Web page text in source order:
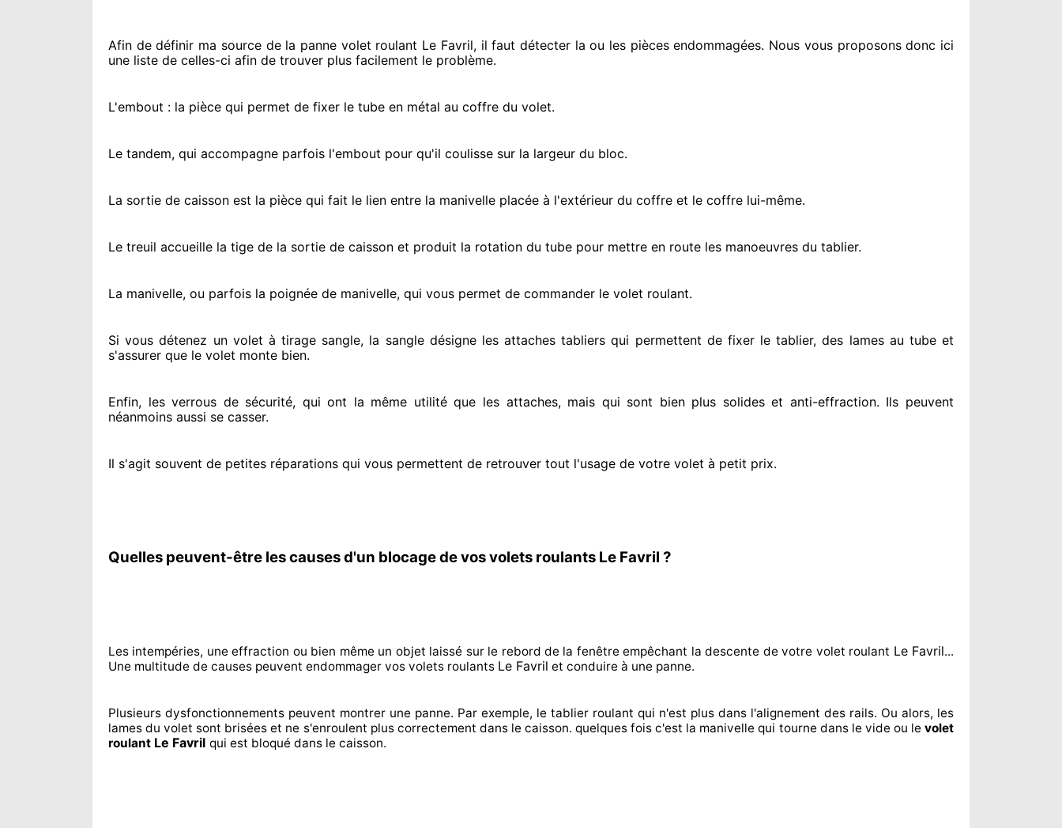
Afin de définir ma sourcede la panne volet roulant Le Favril, il faut détecterla ou les pièces endommagées. Nous vous proposonsdonc ici
une liste de celles-ci afin de trouver plus facilement le problème.
L'embout : la pièce qui permet de fixer le tube en métal au coffre du volet.
Le tandem, qui accompagne parfois l'embout pour qu'il coulisse sur la largeur du bloc.
La sortie de caisson est la pièce qui fait le lien entre la manivelle placée à l'extérieur du coffre et le coffre lui-même.
Le treuil accueille la tige de la sortie de caisson et produit la rotation du tube pour mettre en route les manoeuvres du tablier.
La manivelle, ou parfois la poignée de manivelle, qui vous permet de commander le volet roulant.
Si vous détenez un volet à tirage sangle, la sangle désigneles attaches tabliers qui permettent de fixer le tablier, des lames au tube et
s'assurer que le volet monte bien.
Enfin, les verrous de sécurité, qui ont la même utilité que les attaches, mais qui sont bien plus solideset anti-effraction. Ils peuvent
néanmoins aussi se casser.
Il s'agit souvent de petites réparations qui vous permettent de retrouver tout l'usage de votre volet à petit prix.
Quelles peuvent-être les causes d'un blocage de vos volets roulants Le Favril ?
Les intempéries, une effraction ou bien même un objet laissé sur le rebord de la fenêtre empêchant la descente de votre volet roulant Le Favril...
Une multitude de causes peuvent endommager vos volets roulants Le Favril et conduire à une panne.
Plusieurs dysfonctionnements peuvent montrer une panne. Par exemple, le tablier roulant qui n'est plus dans l'alignement des rails. Ou alors, les
lames du volet sont brisées et ne s'enroulent plus correctement dans le caisson. quelques fois c'est la manivelle qui tourne dans le vide ou levolet
roulant Le Favril qui est bloqué dans le caisson.